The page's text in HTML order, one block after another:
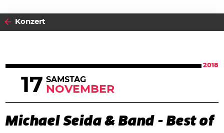
Konzert
2018
17 SAMSTAG
NOVEMBER
Michael Seida & Band - Best of